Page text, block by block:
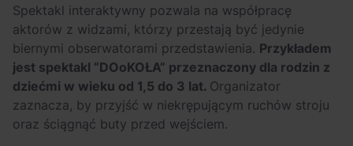
Spektakl interaktywny pozwala na współpracę
aktorów z widzami, którzy przestają być jedynie
biernymi obserwatorami przedstawienia. Przykładem
jest spektakl “DOoKOŁA” przeznaczony dla rodzin z
dziećmi w wieku od 1,5 do 3 lat. Organizator
zaznacza, by przyjść w niekrępującym ruchów stroju
oraz ściągnąć buty przed wejściem.